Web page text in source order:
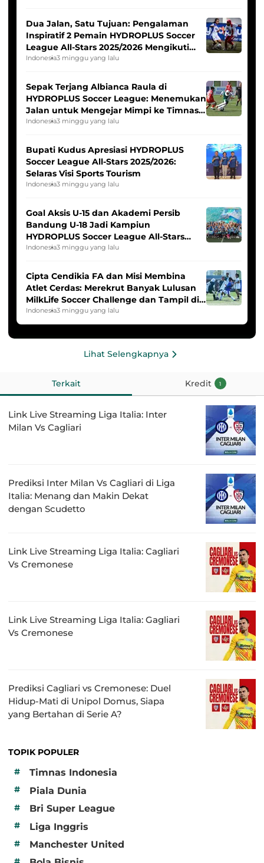
Dua Jalan, Satu Tujuan: Pengalaman
Inspiratif 2 Pemain HYDROPLUS Soccer
League All-Stars 2025/2026 Mengikuti
Seleksi Timnas Indonesia Putri
Indonesia3 minggu yang lalu
Sepak Terjang Albianca Raula di
HYDROPLUS Soccer League: Menemukan
Jalan untuk Mengejar Mimpi ke Timnas
Indonesia Putri
Indonesia3 minggu yang lalu
Bupati Kudus Apresiasi HYDROPLUS
Soccer League All-Stars 2025/2026:
Selaras Visi Sports Tourism
Indonesia3 minggu yang lalu
Goal Aksis U-15 dan Akademi Persib
Bandung U-18 Jadi Kampiun
HYDROPLUS Soccer League All-Stars
2025/2026
Indonesia3 minggu yang lalu
Cipta Cendikia FA dan Misi Membina
Atlet Cerdas: Merekrut Banyak Lulusan
MilkLife Soccer Challenge dan Tampil di
HYDROPLUS Soccer League
Indonesia3 minggu yang lalu
Lihat Selengkapnya
Terkait Kredit 1
Link Live Streaming Liga Italia: Inter
Milan Vs Cagliari
Prediksi Inter Milan Vs Cagliari di Liga
Italia: Menang dan Makin Dekat
dengan Scudetto
Link Live Streaming Liga Italia: Cagliari
Vs Cremonese
Link Live Streaming Liga Italia: Gagliari
Vs Cremonese
Prediksi Cagliari vs Cremonese: Duel
Hidup-Mati di Unipol Domus, Siapa
yang Bertahan di Serie A?
TOPIK POPULER
#
Timnas Indonesia
# Piala Dunia
# Bri Super League
# Liga Inggris
# Manchester United